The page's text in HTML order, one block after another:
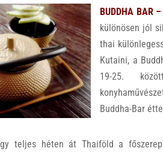
BUDDHA BAR
különösen jól
thai
Kutaini, a
19-25.
Buddha-Bar
teljes héten át Thaiföld a